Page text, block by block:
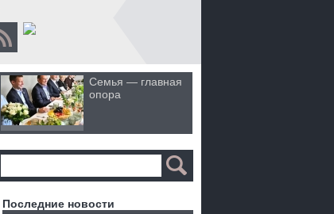
Семья — главная
опора
Последние новости